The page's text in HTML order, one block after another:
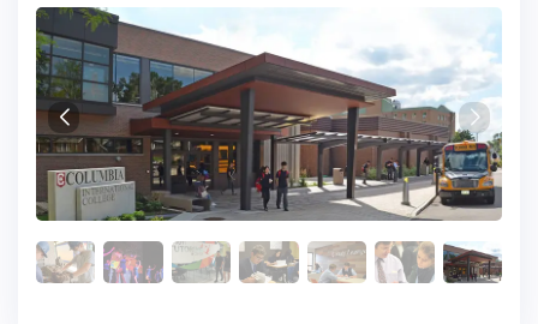
ممتاز بوده و شخصیتی قوی دارند که برای کسب موفقیت در طول
زندگی آن را پرورش می‌دهند. کارنامه آنلاین EZ که به صورت روزانه
آپدیت می‌شود، به والدین این امکان را می‌دهد که حضور در کلاس،
نمرات امتحانات میان‌ترم و نمرات آزمون‌های نهایی فرزندانشان را رصد
کنند.